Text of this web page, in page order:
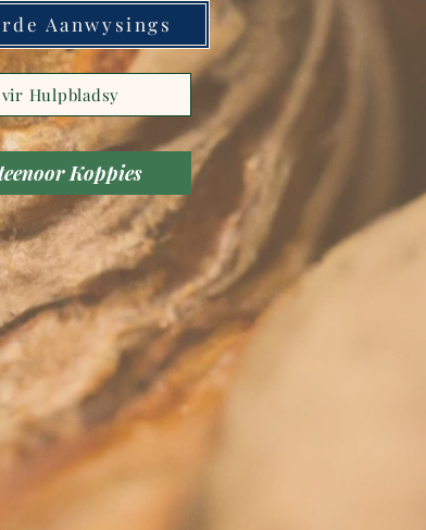
Hulpbladsy
Koppies
Aanwysings